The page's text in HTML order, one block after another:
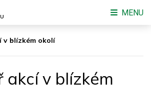
v blízkém okolí
akcí v blízkém
MENU